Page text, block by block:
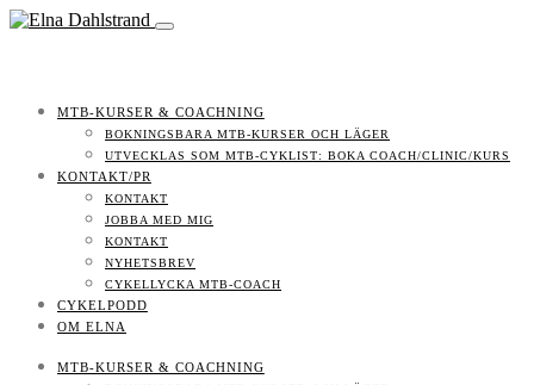
MTB-KURSER & COACHNING
BOKNINGSBARA MTB-KURSER OCH LÄGER
UTVECKLAS SOM MTB-CYKLIST: BOKA COACH/CLINIC/KURS
KONTAKT/PR
KONTAKT
JOBBA MED MIG
KONTAKT
NYHETSBREV
CYKELLYCKA MTB-COACH
CYKELPODD
OM ELNA
MTB-KURSER & COACHNING